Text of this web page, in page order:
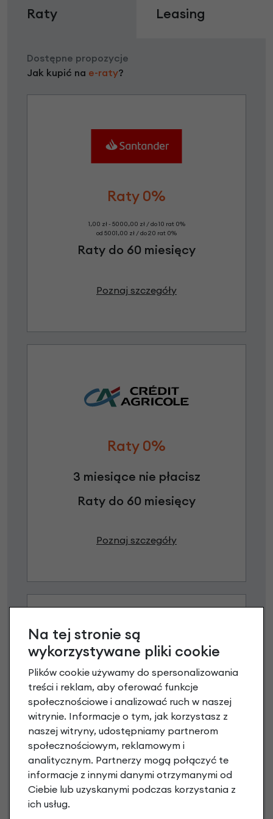
Raty Leasing
Dostępne propozycje
Jak kupić na e-raty?
Raty 0%
1,00 zł - 5000,00 zł / do 10 rat 0%
od 5001,00 zł / do 20 rat 0%
Raty do 60 miesięcy
Poznaj szczegóły
Raty 0%
3 miesiące nie płacisz
Raty do 60 miesięcy
Poznaj szczegóły
Raty 0%
3 miesiące nie płacisz
Raty do 60 miesięcy
Poznaj szczegóły
Na tej stronie są
wykorzystywane pliki cookie
Plików cookie używamy do spersonalizowania
treści i reklam, aby oferować funkcje
społecznościowe i analizować ruch w naszej
witrynie. Informacje o tym, jak korzystasz z
naszej witryny, udostępniamy partnerom
społecznościowym, reklamowym i
analitycznym. Partnerzy mogą połączyć te
informacje z innymi danymi otrzymanymi od
Ciebie lub uzyskanymi podczas korzystania z
ich usług.